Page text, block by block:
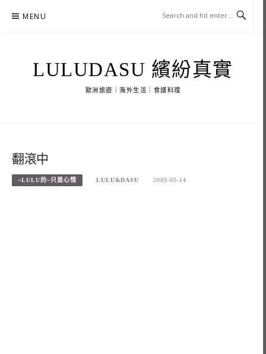
MENU
LULUDASU 繽紛真實
歐洲旅遊｜海外生活｜食譜料理
翻滾中
~LULU的~只是心情 LULU&DASU 2009-05-14